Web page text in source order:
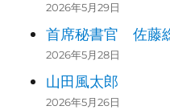
2026年5月29日
首席秘書官 佐藤
2026年5月28日
山田風太郎
2026年5月26日